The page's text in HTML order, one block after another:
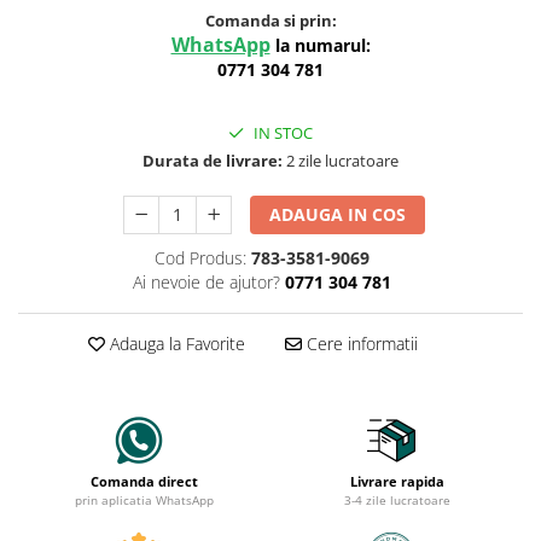
Comanda si prin:
WhatsApp la numarul:
0771 304 781
IN STOC
Durata de livrare: 2 zile lucratoare
ADAUGA IN COS
Cod Produs: 783-3581-9069
Ai nevoie de ajutor? 0771 304 781
Adauga la Favorite Cere informatii
Comanda direct
prin aplicatia WhatsApp
Livrare rapida
3-4 zile lucratoare